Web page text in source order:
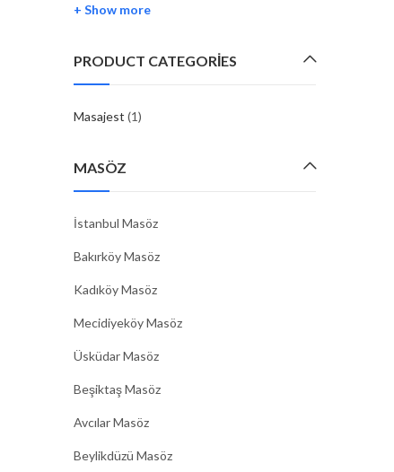
+ Show more
PRODUCT CATEGORIES
Masajest (1)
MASÖZ
İstanbul Masöz
Bakırköy Masöz
Kadıköy Masöz
Mecidiyeköy Masöz
Üsküdar Masöz
Beşiktaş Masöz
Avcılar Masöz
Beylikdüzü Masöz